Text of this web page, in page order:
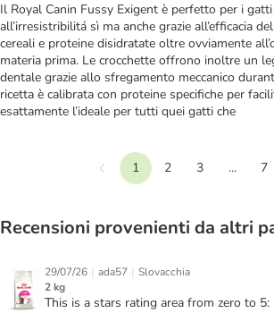
Il Royal Canin Fussy Exigent è perfetto per i
all’irresistribilitá sì ma anche grazie all’efficacia
cereali e proteine disidratate oltre ovviamente
materia prima. Le crocchette offrono inoltre un
dentale grazie allo sfregamento meccanico
ricetta è calibrata con proteine specifiche per
esattamente l’ideale per tutti quei gatti che
Precedente
1 2 3 ...
7
Recensioni provenienti da altri
29/07/26 | ada57 | Slovacchia
2 kg
This is a stars rating area from zero to 5: